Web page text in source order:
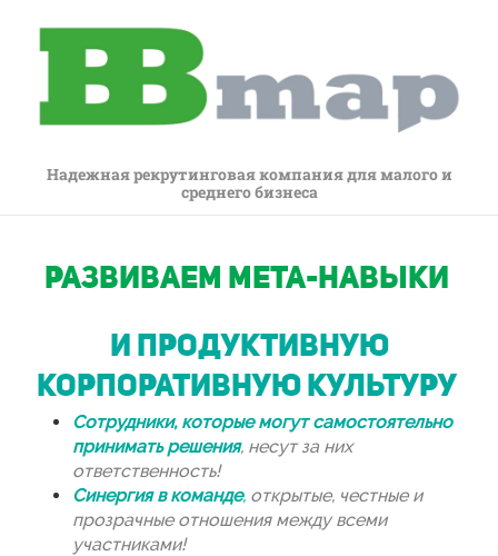
Надежная рекрутинговая компания для малого и
среднего бизнеса
РАЗВИВАЕМ МЕТА-НАВЫКИ
и ПРОДУКТИВНУЮ
КОРПОРАТИВНУЮ КУЛЬТУРУ
Сотрудники, которые могут самостоятельно
принимать решения, несут за них
ответственность!
Синергия в команде, открытые, честные и
прозрачные отношения между всеми
участниками!